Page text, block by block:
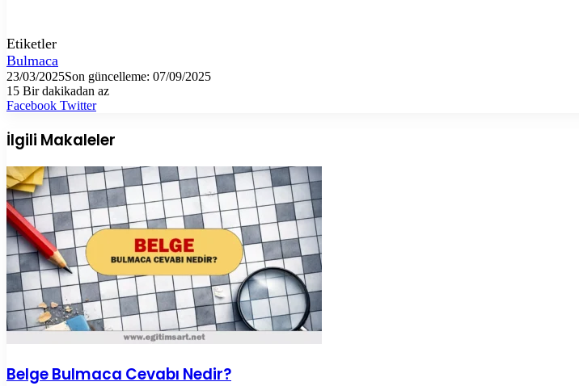
Etiketler
Bulmaca
23/03/2025Son güncelleme: 07/09/2025
15 Bir dakikadan az
Facebook TwitterLinkedIn
Tumblr
Pinterest
Reddit
VKontakte
E-
ile
paylaş
Yazdır
İlgili Makaleler
Belge Bulmaca Cevabı Nedir?